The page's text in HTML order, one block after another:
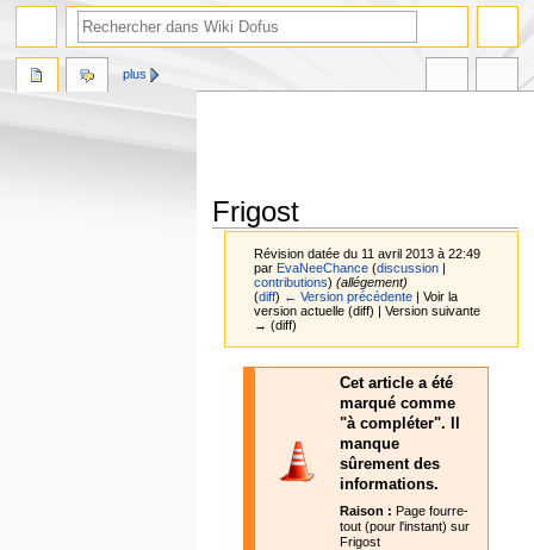
Frigost
Révision datée du 11 avril 2013 à 22:49
parEvaNeeChance (discussion |
contributions) (allégement)
(diff) ← Version précédente | Voir la
version actuelle (diff) | Version suivante
→ (diff)
Cet article a été
marqué comme
"à compléter". Il
manque
sûrement des
informations.
Raison : Page fourre-
tout (pour l'instant) sur
Frigost
plus